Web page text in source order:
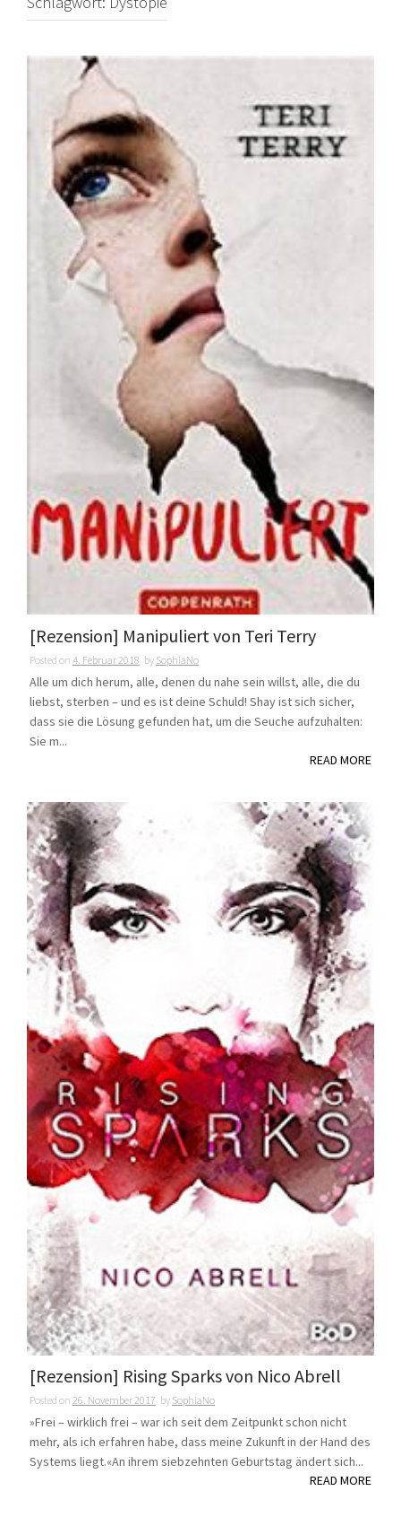
[Rezension] Manipuliert von Teri Terry
Posted on 4. Februar 2018 by SophiaNo
Alle um dich herum, alle, denen du nahe sein willst, alle, die du
liebst, sterben – und es ist deine Schuld! Shay ist sich sicher,
dass sie die Lösung gefunden hat, um die Seuche aufzuhalten:
Sie m...
READ MORE
[Rezension] Rising Sparks von Nico Abrell
Posted on 26. November 2017 by SophiaNo
»Frei – wirklich frei – war ich seit dem Zeitpunkt schon nicht
mehr, als ich erfahren habe, dass meine Zukunft in der Hand des
Systems liegt.«An ihrem siebzehnten Geburtstag ändert sich...
READ MORE